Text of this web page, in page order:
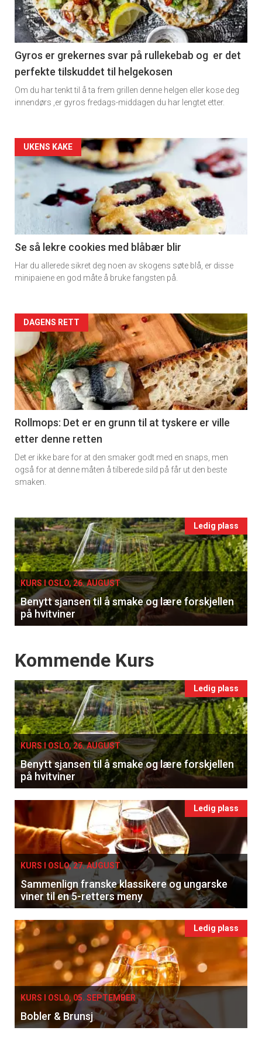
×
Få ukentlige nyhetsbrev fra
Apéritif
Vi tilbyr flere ukentlige nyhetsbrev. Du
kan fritt velge hvilke du ønsker å få
-
section
11
Dagens
rett
Gyros er grekernes svar på rullekebab og er det
perfekte tilskuddet til helgekosen
Om du har tenkt til å ta frem grillen denne helgen eller kose deg
innendørs ,er gyros fredags-middagen du har lengtet etter.
Artikler
detail
-
section
11
Dagens
UKENS KAKE
Se så lekre cookies med blåbær blir
Har du allerede sikret deg noen av skogens søte blå, er disse
minipaiene en god måte å bruke fangsten på.
Artikler
detail
-
section
11
Ukens
vin
DAGENS RETT
Rollmops: Det er en grunn til at tyskere er ville
etter denne retten
Det er ikke bare for at den smaker godt med en snaps, men
også for at denne måten å tilberede sild på får ut den beste
smaken.
Events
single
Ledig plass
KURS I OSLO, 26. AUGUST
Benytt sjansen til å smake og lære forskjellen
på hvitviner
Events
Kommende Kurs
Ledig plass
KURS I OSLO, 26. AUGUST
Benytt sjansen til å smake og lære forskjellen
på hvitviner
Ledig plass
KURS I OSLO, 27. AUGUST
Sammenlign franske klassikere og ungarske
viner til en 5-retters meny
Ledig plass
KURS I OSLO, 05. SEPTEMBER
Bobler & Brunsj